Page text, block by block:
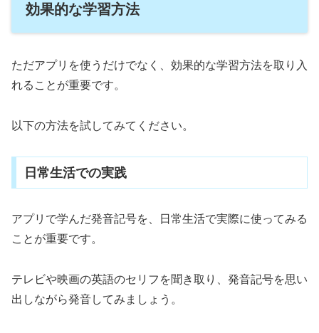
効果的な学習方法
ただアプリを使うだけでなく、効果的な学習方法を取り入
れることが重要です。
以下の方法を試してみてください。
日常生活での実践
アプリで学んだ発音記号を、日常生活で実際に使ってみる
ことが重要です。
テレビや映画の英語のセリフを聞き取り、発音記号を思い
出しながら発音してみましょう。